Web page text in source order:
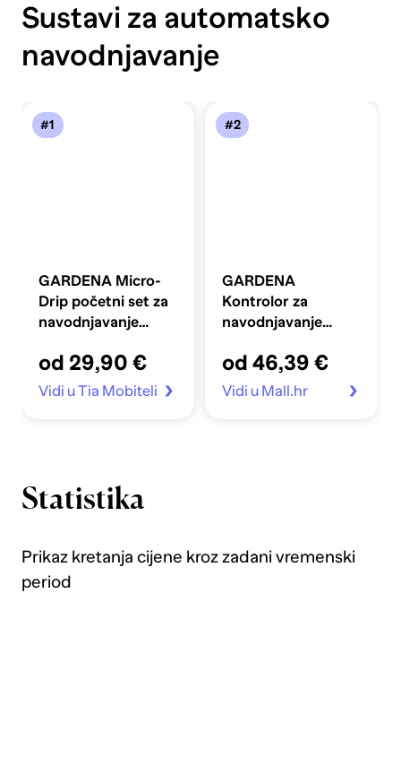
Sustavi za automatsko
navodnjavanje
#1
GARDENA Micro-
Drip početni set za
navodnjavanje
od 29,90 €
Vidi u Tia Mobiteli
#2
GARDENA
Kontrolor za
navodnjavanje
od 46,39 €
Vidi u Mall.hr
Statistika
Prikaz kretanja cijene kroz zadani vremenski
period